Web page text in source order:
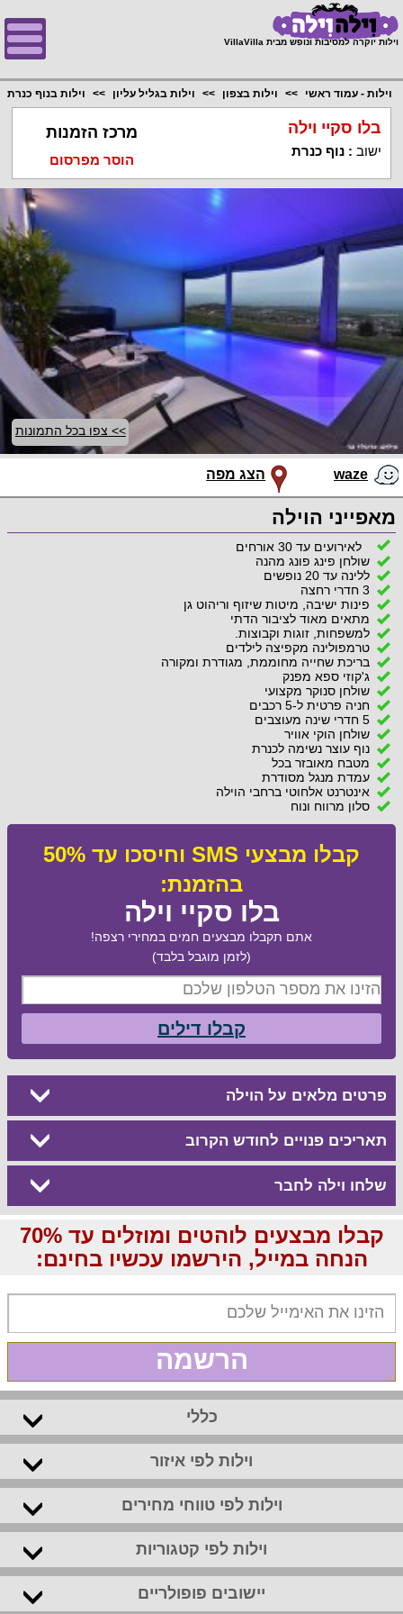
וילות יוקרה למסיבות ונופש מבית VillaVilla
וילות - עמוד ראשי וילות בצפון וילות בגליל עליון וילות בנוף כנרת
בלו סקיי וילה
ישוב :נוף כנרת
מרכז הזמנות
הוסר מפרסום
>> צפו בכל התמונות
waze הצג מפה
מאפייני הוילה
לאירועים עד 30 אורחים
שולחן פינג פונג מהנה
ללינה עד 20 נופשים
3 חדרי רחצה
פינות ישיבה, מיטות שיזוף וריהוט גן
מתאים מאוד לציבור הדתי
למשפחות, זוגות וקבוצות.
טרמפולינה מקפיצה לילדים
בריכת שחייה מחוממת, מגודרת ומקורה
ג'קוזי ספא מפנק
שולחן סנוקר מקצועי
חניה פרטית ל-5 רכבים
5 חדרי שינה מעוצבים
שולחן הוקי אוויר
נוף עוצר נשימה לכנרת
מטבח מאובזר בכל
עמדת מנגל מסודרת
אינטרנט אלחוטי ברחבי הוילה
סלון מרווח ונוח
קבלו מבצעי SMS וחיסכו עד 50%
בהזמנת:
בלו סקיי וילה
אתם תקבלו מבצעים חמים במחירי רצפה!
(לזמן מוגבל בלבד)
קבלו דילים
פרטים מלאים על הוילה
תאריכים פנויים לחודש הקרוב
שלחו וילה לחבר
קבלו מבצעים לוהטים ומוזלים עד 70%
הנחה במייל, הירשמו עכשיו בחינם:
הרשמה
כללי
וילות לפי איזור
וילות לפי טווחי מחירים
וילות לפי קטגוריות
יישובים פופולריים